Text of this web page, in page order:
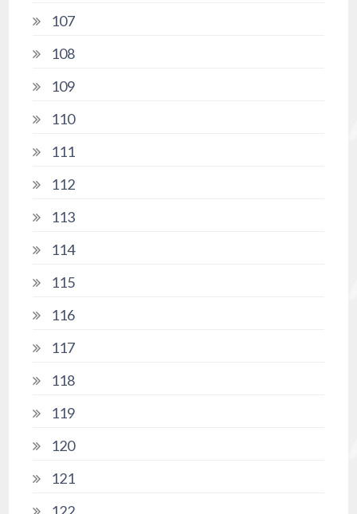
107
108
109
110
111
112
113
114
115
116
117
118
119
120
121